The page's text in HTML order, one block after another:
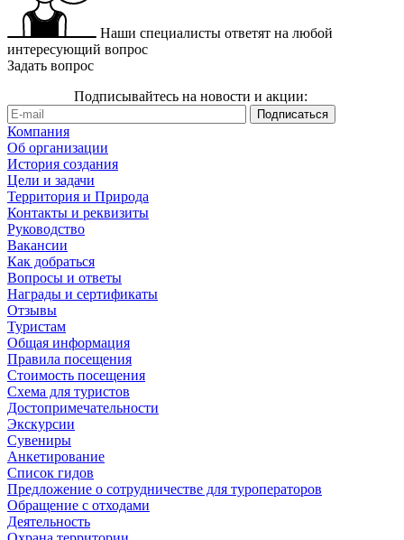
Наши специалисты ответят на любой
интересующий вопрос
Задать вопрос
Подписывайтесь на новости и акции:
Компания
Об организации
История создания
Цели и задачи
Территория и Природа
Контакты и реквизиты
Руководство
Вакансии
Как добраться
Вопросы и ответы
Награды и сертификаты
Отзывы
Туристам
Общая информация
Правила посещения
Стоимость посещения
Схема для туристов
Достопримечательности
Экскурсии
Сувениры
Анкетирование
Список гидов
Предложение о сотрудничестве для туроператоров
Обращение с отходами
Деятельность